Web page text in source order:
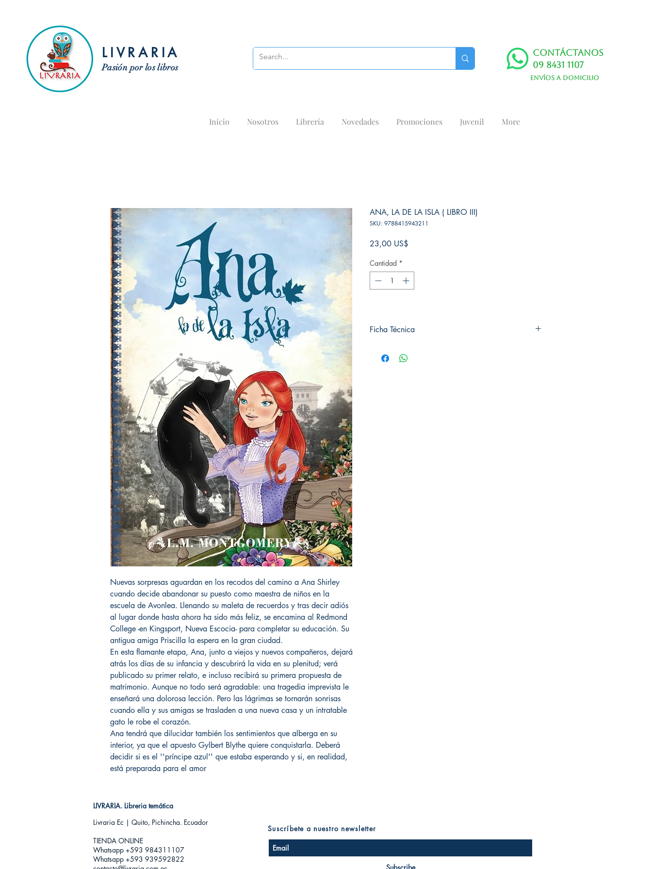
LIVRARIA
Pasión por los libros
Contáctanos
09 8431 1107
Envíos a domicilio
Inicio Nosotros Librería Novedades Promociones Juvenil More
Nuevas sorpresas aguardan en los recodos del camino a Ana Shirley
cuando decide abandonar su puesto como maestra de niños en la
escuela de Avonlea. Llenando su maleta de recuerdos y tras decir adiós
al lugar donde hasta ahora ha sido más feliz, se encamina al Redmond
College -en Kingsport, Nueva Escocia- para completar su educación. Su
antigua amiga Priscilla la espera en la gran ciudad.
En esta flamante etapa, Ana, junto a viejos y nuevos compañeros, dejará
atrás los días de su infancia y descubrirá la vida en su plenitud; verá
publicado su primer relato, e incluso recibirá su primera propuesta de
matrimonio. Aunque no todo será agradable: una tragedia imprevista le
enseñará una dolorosa lección. Pero las lágrimas se tornarán sonrisas
cuando ella y sus amigas se trasladen a una nueva casa y un intratable
gato le robe el corazón.
Ana tendrá que dilucidar también los sentimientos que alberga en su
interior, ya que el apuesto Gylbert Blythe quiere conquistarla. Deberá
decidir si es el ''príncipe azul'' que estaba esperando y si, en realidad,
está preparada para el amor
ANA, LA DE LA ISLA ( LIBRO III)
SKU: 9788415943211
23,00 US$
Cantidad *
Ficha Técnica
Editorial: El toro mitico
LIVRARIA. Libreria temática
Livraria Ec | Quito, Pichincha. Ecuador
TIENDA ONLINE​
Whatsapp +593 984311107
Whatsapp +593 939592822
Suscríbete a nuestro newsletter